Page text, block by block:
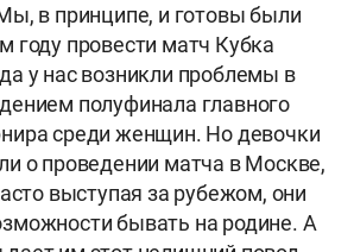
в принципе, и готовы были
году провести матч Кубка
у нас возникли проблемы в
полуфинала главного
среди женщин. Но девочки
о проведении матча в Москве,
выступая за рубежом, они
бывать на родине. А